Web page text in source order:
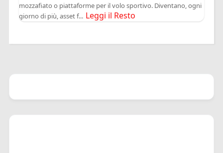
mozzafiato o piattaforme per il volo sportivo. Diventano, ogni
giorno di più, asset f... Leggi il Resto